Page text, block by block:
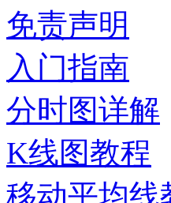
免责声明
入门指南
分时图详解
K线图教程
移动平均线